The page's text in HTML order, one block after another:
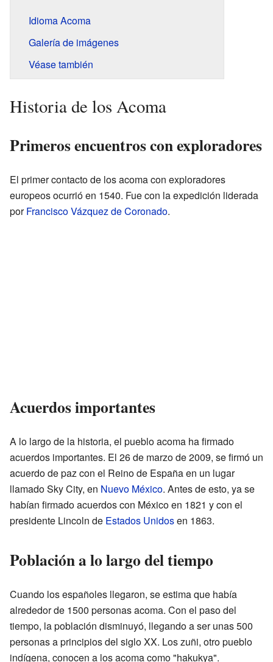
Idioma Acoma
Galería de imágenes
Véase también
Historia de los Acoma
Primeros encuentros con exploradores
El primer contacto de los acoma con exploradores
europeos ocurrió en 1540. Fue con la expedición liderada
porFrancisco Vázquez de Coronado.
Acuerdos importantes
A lo largo de la historia, el pueblo acoma ha firmado
acuerdos importantes. El 26 de marzo de 2009, se firmó un
acuerdo de paz con el Reino de España en un lugar
llamado Sky City, en Nuevo México. Antes de esto, ya se
habían firmado acuerdos con México en 1821 y con el
presidente Lincoln de Estados Unidosen 1863.
Población a lo largo del tiempo
Cuando los españoles llegaron, se estima que había
alrededor de 1500 personas acoma. Con el paso del
tiempo, la población disminuyó, llegando a ser unas 500
personas a principios del siglo XX. Los zuñi, otro pueblo
indígena, conocen a los acoma como "hakukya".